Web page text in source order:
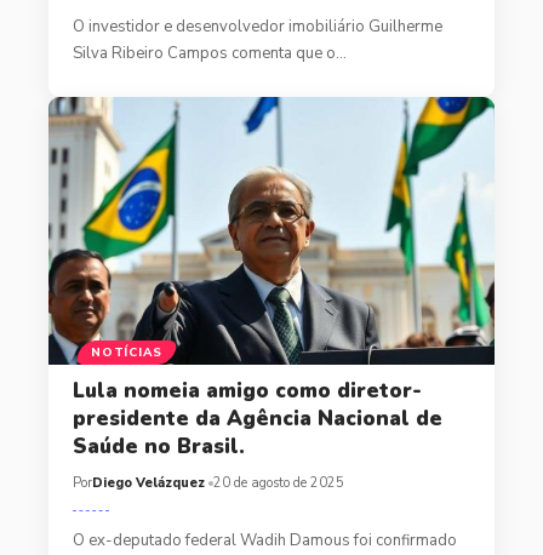
O investidor e desenvolvedor imobiliário Guilherme
Silva Ribeiro Campos comenta que o…
NOTÍCIAS
Lula nomeia amigo como diretor-
presidente da Agência Nacional de
Saúde no Brasil.
PorDiego Velázquez 20 de agosto de 2025
O ex-deputado federal Wadih Damous foi confirmado